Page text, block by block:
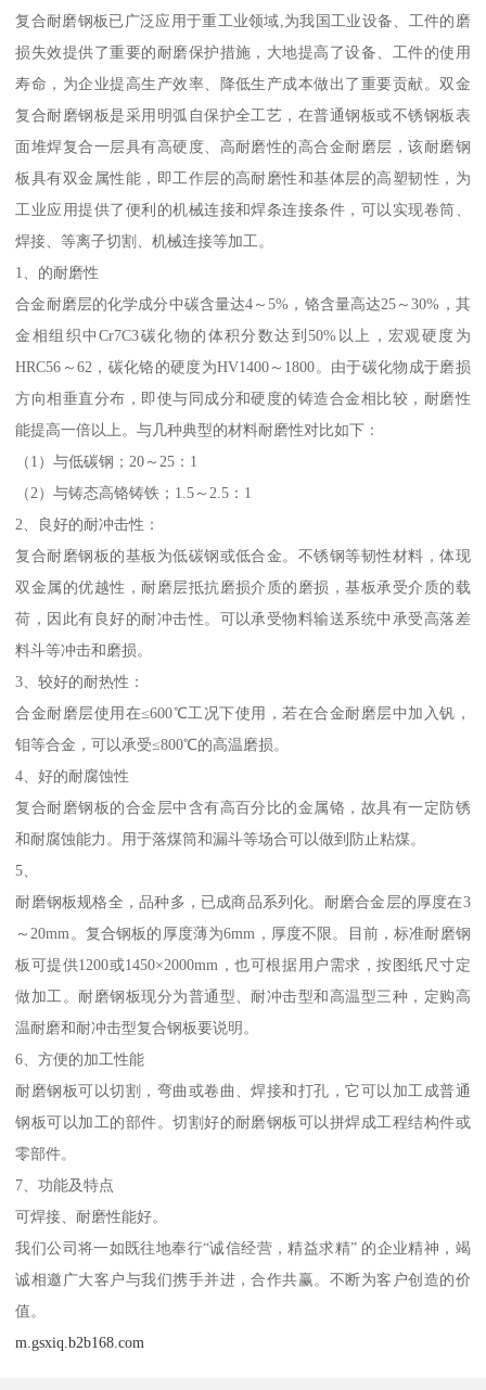
复合耐磨钢板已广泛应用于重工业领域,为我国工业设备、工件的磨
损失效提供了重要的耐磨保护措施，大地提高了设备、工件的使用
寿命，为企业提高生产效率、降低生产成本做出了重要贡献。双金
复合耐磨钢板是采用明弧自保护全工艺，在普通钢板或不锈钢板表
面堆焊复合一层具有高硬度、高耐磨性的高合金耐磨层，该耐磨钢
板具有双金属性能，即工作层的高耐磨性和基体层的高塑韧性，为
工业应用提供了便利的机械连接和焊条连接条件，可以实现卷筒、
焊接、等离子切割、机械连接等加工。
1、的耐磨性
合金耐磨层的化学成分中碳含量达4～5%，铬含量高达25～30%，其
金相组织中Cr7C3碳化物的体积分数达到50%以上，宏观硬度为
HRC56～62，碳化铬的硬度为HV1400～1800。由于碳化物成于磨损
方向相垂直分布，即使与同成分和硬度的铸造合金相比较，耐磨性
能提高一倍以上。与几种典型的材料耐磨性对比如下：
（1）与低碳钢；20～25：1
（2）与铸态高铬铸铁；1.5～2.5：1
2、良好的耐冲击性：
复合耐磨钢板的基板为低碳钢或低合金。不锈钢等韧性材料，体现
双金属的优越性，耐磨层抵抗磨损介质的磨损，基板承受介质的载
荷，因此有良好的耐冲击性。可以承受物料输送系统中承受高落差
料斗等冲击和磨损。
3、较好的耐热性：
合金耐磨层使用在≤600℃工况下使用，若在合金耐磨层中加入钒，
钼等合金，可以承受≤800℃的高温磨损。
4、好的耐腐蚀性
复合耐磨钢板的合金层中含有高百分比的金属铬，故具有一定防锈
和耐腐蚀能力。用于落煤筒和漏斗等场合可以做到防止粘煤。
5、
耐磨钢板规格全，品种多，已成商品系列化。耐磨合金层的厚度在3
～20mm。复合钢板的厚度薄为6mm，厚度不限。目前，标准耐磨钢
板可提供1200或1450×2000mm，也可根据用户需求，按图纸尺寸定
做加工。耐磨钢板现分为普通型、耐冲击型和高温型三种，定购高
温耐磨和耐冲击型复合钢板要说明。
6、方便的加工性能
耐磨钢板可以切割，弯曲或卷曲、焊接和打孔，它可以加工成普通
钢板可以加工的部件。切割好的耐磨钢板可以拼焊成工程结构件或
零部件。
7、功能及特点
可焊接、耐磨性能好。
我们公司将一如既往地奉行“诚信经营，精益求精” 的企业精神，竭
诚相邀广大客户与我们携手并进，合作共赢。不断为客户创造的价
值。
m.gsxiq.b2b168.com